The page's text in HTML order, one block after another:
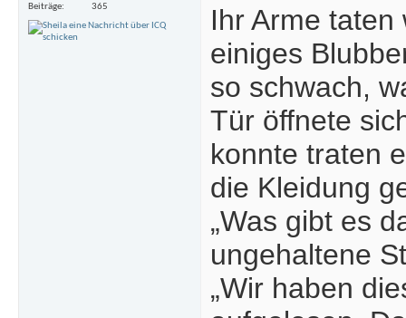
Beiträge
365
Ihr Arme
einiges
so schwach,
Tür öffnete
konnte traten
die Kleidung
„Was gibt es
ungehaltene
„Wir haben